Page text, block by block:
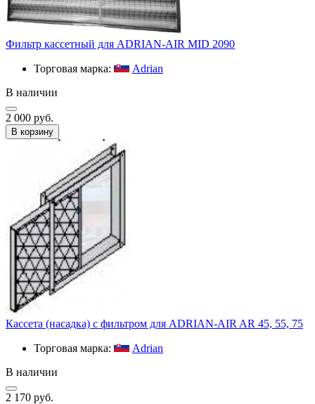
Фильтр кассетный для ADRIAN-AIR MID 2090
Торговая марка:
Adrian
В наличии
2 000 руб.
В корзину
Кассета (насадка) с фильтром для ADRIAN-AIR AR 45, 55, 75
Торговая марка:
Adrian
В наличии
2 170 руб.